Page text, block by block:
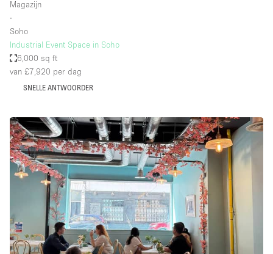
Magazijn
∙
Soho
Industrial Event Space in Soho
6,000 sq ft
van £7,920 per dag
SNELLE ANTWOORDER